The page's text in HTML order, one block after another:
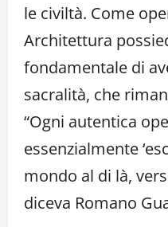
le civiltà. Come
Architettura
fondamentale di
sacralità, che
“Ogni autentica
essenzialmente
mondo al di là,
diceva Romano